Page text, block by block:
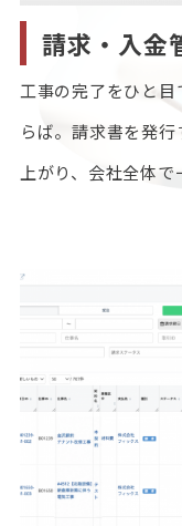
請求・入金
工事の完了をひと
らば。請求書を発
上がり、会社全体で